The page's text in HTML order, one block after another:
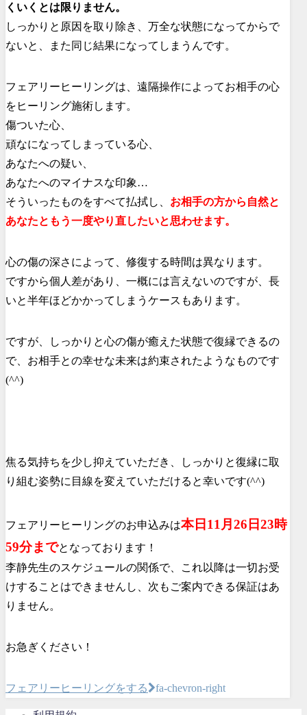
くいくとは限りません。
しっかりと原因を取り除き、万全な状態になってからで
ないと、また同じ結果になってしまうんです。
フェアリーヒーリングは、遠隔操作によってお相手の心
をヒーリング施術します。
傷ついた心、
頑なになってしまっている心、
あなたへの疑い、
あなたへのマイナスな印象…
そういったものをすべて払拭し、 お相手の方から自然と
あなたともう一度やり直したいと思わせます。
心の傷の深さによって、修復する時間は異なります。
ですから個人差があり、一概には言えないのですが、長
いと半年ほどかかってしまうケースもあります。
ですが、しっかりと心の傷が癒えた状態で復縁できるの
で、お相手との幸せな未来は約束されたようなものです
(^^)
焦る気持ちを少し抑えていただき、しっかりと復縁に取
り組む姿勢に目線を変えていただけると幸いです(^^)
フェアリーヒーリングのお申込みは本日11月26日23時
59分までとなっております！
李静先生のスケジュールの関係で、これ以降は一切お受
けすることはできませんし、次もご案内できる保証はあ
りません。
お急ぎください！
フェアリーヒーリングをする fa-chevron-right